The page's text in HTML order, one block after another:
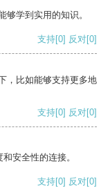
够学到实用的知识。
支持[0] 反对[0]
，比如能够支持更多地
支持[0] 反对[0]
安全性的连接。
支持[0] 反对[0]